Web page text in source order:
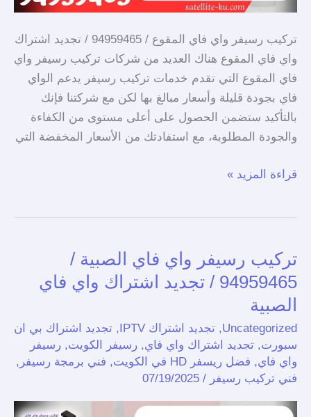
تركيب رسيفر واي فاي المقوع / 94959465 / تجديد اشتراك
واي فاي المقوع هناك العديد من شركات تركيب رسيفر واي
فاي المقوع التي تقدم خدمات تركيب رسيفر يدعم الواي
فاي بجودة قليلة وأسعار مبالغ بها لكن مع شركتنا فإنك
بالتأكيد ستضمن الحصول على أعلى مستوى من الكفاءة
والجودة المطلوبة، مع استفادتك من الأسعار المخفضة التي
قراءة المزيد »
تركيب رسيفر واي فاي الصبية /
94959465 / تجديد اشتراك واي فاي
الصبية
Uncategorized
, تجديد اشتراك IPTV , تجديد اشتراك بي ان
سبورت, تجديد اشتراك واي فاي, رسيفر الكويت, رسيفر
واي فاي, فضل ريسفر HD في الكويت , فني برمجة رسيفر ,
فني تركيب رسيفر /
07/19/2025
تركيب
رسيفر
واي
فاي
الصبية
94959465
تجديد